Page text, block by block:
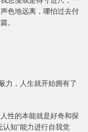
色地远离，哪怕过去付
。
力，人生就开始拥有了
性的本能就是好奇和探
知”能力进行自我觉